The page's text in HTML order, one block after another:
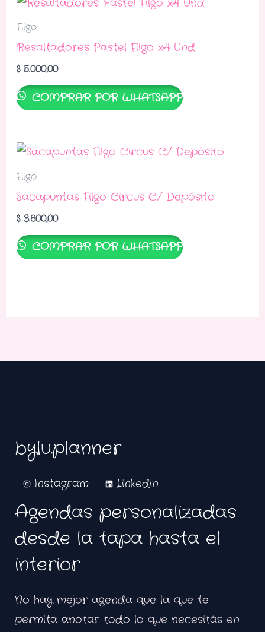
Filgo
Resaltadores Pastel Filgo x4 Und
$5.000,00
COMPRAR POR WHATSAPP
Filgo
Sacapuntas Filgo Circus C/ Depósito
$3.800,00
COMPRAR POR WHATSAPP
bylu.planner
Instagram Linkedin
Agendas personalizadas
desde la tapa hasta el
interior
No hay mejor agenda que la que te
permita anotar todo lo que necesitás en